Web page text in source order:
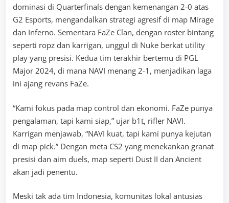
dominasi di Quarterfinals dengan kemenangan 2-0 atas
G2 Esports, mengandalkan strategi agresif di map Mirage
dan Inferno. Sementara FaZe Clan, dengan roster bintang
seperti ropz dan karrigan, unggul di Nuke berkat utility
play yang presisi. Kedua tim terakhir bertemu di PGL
Major 2024, di mana NAVI menang 2-1, menjadikan laga
ini ajang revans FaZe.
“Kami fokus pada map control dan ekonomi. FaZe punya
pengalaman, tapi kami siap,” ujar b1t, rifler NAVI.
Karrigan menjawab, “NAVI kuat, tapi kami punya kejutan
di map pick.” Dengan meta CS2 yang menekankan granat
presisi dan aim duels, map seperti Dust II dan Ancient
akan jadi penentu.
Meski tak ada tim Indonesia, komunitas lokal antusias